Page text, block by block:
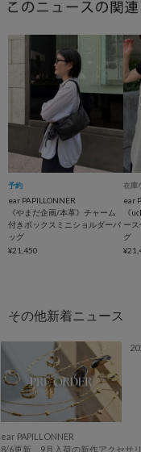
予約
ear PAPILLONNER
《やまだ企画/本革》チャーム
付きボックスミニショルダーバ
ッグ
¥21,450
在庫
ear
《
ー
グ
ear PAPILLONNER
8/6更新 9月入荷の新作アクセサリ